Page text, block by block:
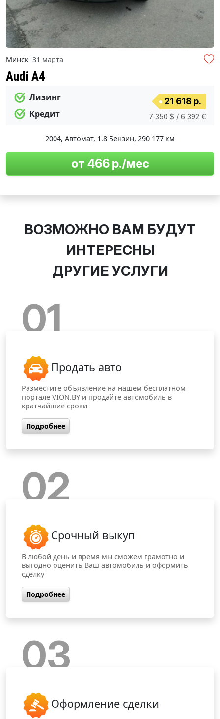
Минск 31 марта
Audi A4
Лизинг
Кредит
21 618 р.
7 350 $ / 6 392 €
2004, Автомат, 1.8 Бензин, 290 177 км
от 466 р./мес
ВОЗМОЖНО ВАМ БУДУТ
ИНТЕРЕСНЫ
ДРУГИЕ УСЛУГИ
01
Продать авто
Разместите объявление на нашем бесплатном
портале VION.BY и продайте автомобиль в
кратчайшие сроки
Подробнее
02
Срочный выкуп
В любой день и время мы сможем грамотно и
выгодно оценить Ваш автомобиль и оформить
сделку
Подробнее
03
Оформление сделки